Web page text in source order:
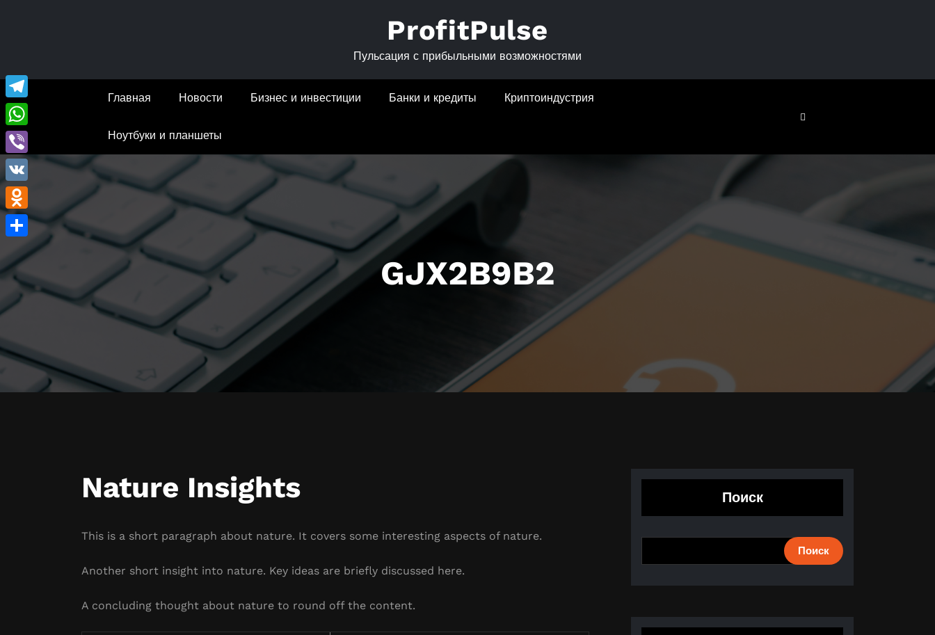
ProfitPulse
Пульсация с прибыльными возможностями
Главная Новости Бизнес и инвестиции Банки и кредиты Криптоиндустрия
Ноутбуки и планшеты
GJX2B9B2
Nature Insights
This is a short paragraph about nature. It covers some interesting aspects of nature.
Another short insight into nature. Key ideas are briefly discussed here.
A concluding thought about nature to round off the content.
Поиск
Поиск
Telegram
WhatsApp
Viber
VK
Odnoklassniki
Отправить